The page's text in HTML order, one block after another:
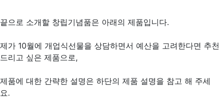
끝으로 소개할 창립기념품은 아래의 제품입니다.
제가 10월에 개업식선물을 상담하면서 예산을 고려한다면 추천
드리고 싶은 제품으로,
제품에 대한 간략한 설명은 하단의 제품 설명을 참고 해 주세
요.